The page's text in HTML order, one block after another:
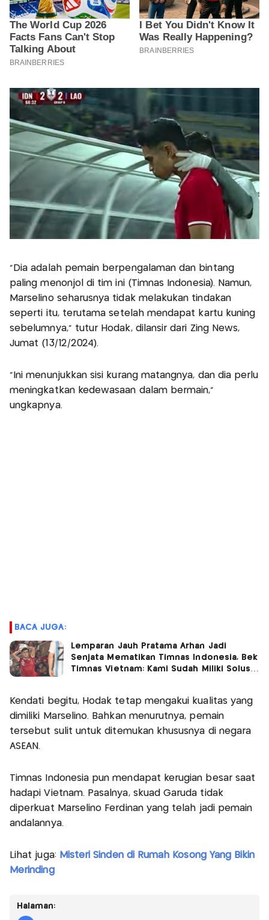
“Dia adalah pemain berpengalaman dan bintang
paling menonjol di tim ini (Timnas Indonesia). Namun,
Marselino seharusnya tidak melakukan tindakan
seperti itu, terutama setelah mendapat kartu kuning
sebelumnya,” tutur Hodak, dilansir dari Zing News,
Jumat (13/12/2024).
“Ini menunjukkan sisi kurang matangnya, dan dia perlu
meningkatkan kedewasaan dalam bermain,”
ungkapnya.
BACA JUGA:
Lemparan Jauh Pratama Arhan Jadi
Senjata Mematikan Timnas Indonesia, Bek
Timnas Vietnam: Kami Sudah Miliki Solusi
Kendati begitu, Hodak tetap mengakui kualitas yang
dimiliki Marselino. Bahkan menurutnya, pemain
tersebut sulit untuk ditemukan khususnya di negara
ASEAN.
Timnas Indonesia pun mendapat kerugian besar saat
hadapi Vietnam. Pasalnya, skuad Garuda tidak
diperkuat Marselino Ferdinan yang telah jadi pemain
andalannya.
Lihat juga: Misteri Sinden di Rumah Kosong Yang Bikin
Merinding
Halaman: